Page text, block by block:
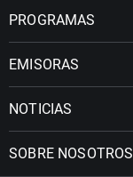
PROGRAMAS
EMISORAS
NOTICIAS
SOBRE NOSOTROS